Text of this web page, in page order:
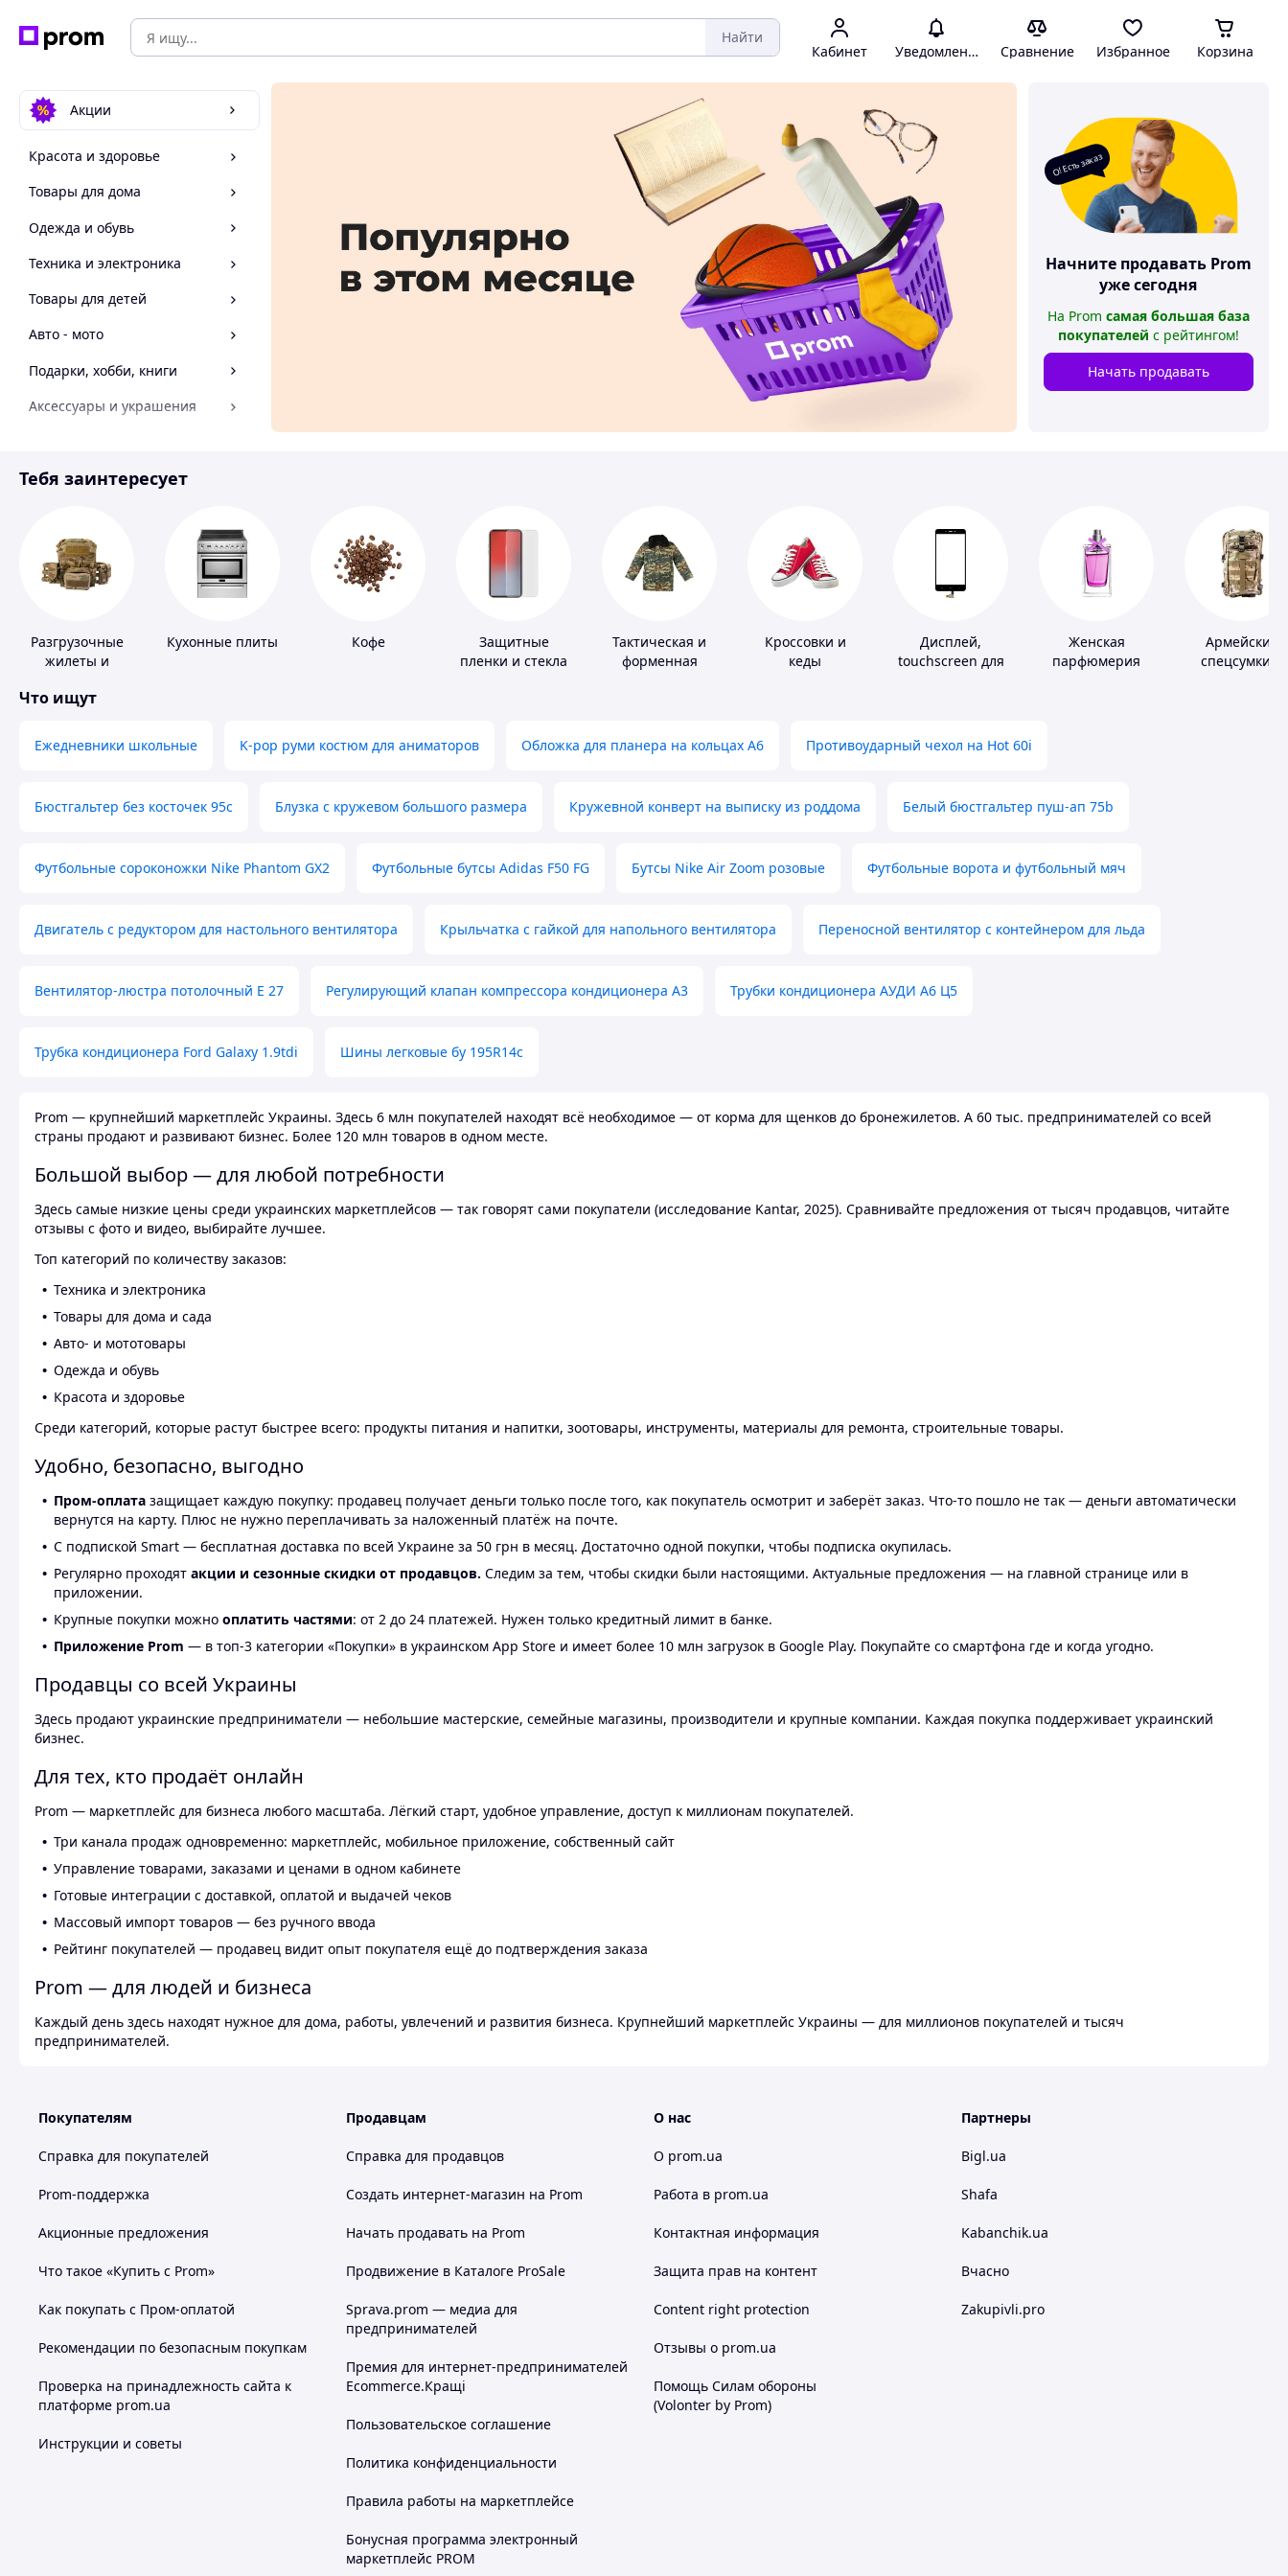
Найти
Кабинет Уведомления Сравнение Избранное Корзина
Акции
Красота и здоровье
Товары для дома
Одежда и обувь
Техника и электроника
Товары для детей
Авто - мото
Подарки, хобби, книги
Аксессуары и украшения
Спорт и отдых
О! Есть заказ
Начните продавать Prom
уже сегодня
На Prom самая большая база
покупателей с рейтингом!
Начать продавать
Тебя заинтересует
Разгрузочные
жилеты и
плит
Кухонные плиты Кофе
Защитные
пленки и стекла
Тактическая и
форменная
Кроссовки и
кеды
Дисплей,
touchscreen для
Женская
парфюмерия
Армейские
спецсумки и
Что ищут
Ежедневники школьные K-pop руми костюм для аниматоров Обложка для планера на кольцах А6 Противоударный чехол на Hot 60i
Бюстгальтер без косточек 95с Блузка с кружевом большого размера Кружевной конверт на выписку из роддома Белый бюстгальтер пуш-ап 75b
Футбольные сороконожки Nike Phantom GX2 Футбольные бутсы Adidas F50 FG Бутсы Nike Air Zoom розовые Футбольные ворота и футбольный мяч
Двигатель с редуктором для настольного вентилятора Крыльчатка с гайкой для напольного вентилятора Переносной вентилятор с контейнером для льда
Вентилятор-люстра потолочный E 27 Регулирующий клапан компрессора кондиционера А3 Трубки кондиционера АУДИ А6 Ц5
Трубка кондиционера Ford Galaxy 1.9tdi Шины легковые бу 195R14c
Prom — крупнейший маркетплейс Украины. Здесь 6 млн покупателей находят всё необходимое — от корма для щенков до бронежилетов. А 60 тыс. предпринимателей со всей
страны продают и развивают бизнес. Более 120 млн товаров в одном месте.
Большой выбор — для любой потребности
Здесь самые низкие цены среди украинских маркетплейсов — так говорят сами покупатели (исследование Kantar, 2025). Сравнивайте предложения от тысяч продавцов, читайте
отзывы с фото и видео, выбирайте лучшее.
Топ категорий по количеству заказов:
Техника и электроника
Товары для дома и сада
Авто- и мототовары
Одежда и обувь
Красота и здоровье
Среди категорий, которые растут быстрее всего: продукты питания и напитки, зоотовары, инструменты, материалы для ремонта, строительные товары.
Удобно, безопасно, выгодно
Пром-оплата защищает каждую покупку: продавец получает деньги только после того, как покупатель осмотрит и заберёт заказ. Что-то пошло не так — деньги автоматически
вернутся на карту. Плюс не нужно переплачивать за наложенный платёж на почте.
С подпиской Smart — бесплатная доставка по всей Украине за 50 грн в месяц. Достаточно одной покупки, чтобы подписка окупилась.
Регулярно проходят акции и сезонные скидки от продавцов. Следим за тем, чтобы скидки были настоящими. Актуальные предложения — на главной странице или в
приложении.
Крупные покупки можно оплатить частями: от 2 до 24 платежей. Нужен только кредитный лимит в банке.
Приложение Prom — в топ-3 категории «Покупки» в украинском App Store и имеет более 10 млн загрузок в Google Play. Покупайте со смартфона где и когда угодно.
Продавцы со всей Украины
Здесь продают украинские предприниматели — небольшие мастерские, семейные магазины, производители и крупные компании. Каждая покупка поддерживает украинский
бизнес.
Для тех, кто продаёт онлайн
Prom — маркетплейс для бизнеса любого масштаба. Лёгкий старт, удобное управление, доступ к миллионам покупателей.
Три канала продаж одновременно: маркетплейс, мобильное приложение, собственный сайт
Управление товарами, заказами и ценами в одном кабинете
Готовые интеграции с доставкой, оплатой и выдачей чеков
Массовый импорт товаров — без ручного ввода
Рейтинг покупателей — продавец видит опыт покупателя ещё до подтверждения заказа
Prom — для людей и бизнеса
Каждый день здесь находят нужное для дома, работы, увлечений и развития бизнеса. Крупнейший маркетплейс Украины — для миллионов покупателей и тысяч
предпринимателей.
Покупателям
Справка для покупателей
Prom-поддержка
Акционные предложения
Что такое «Купить с Prom»
Как покупать с Пром-оплатой
Рекомендации по безопасным покупкам
Проверка на принадлежность сайта к
платформе prom.ua
Инструкции и советы
Продавцам
Справка для продавцов
Создать интернет-магазин на Prom
Начать продавать на Prom
Продвижение в Каталоге ProSale
Sprava.prom — медиа для
предпринимателей
Премия для интернет-предпринимателей
Ecommerce.Кращі
Пользовательское соглашение
Политика конфиденциальности
Правила работы на маркетплейсе
Бонусная программа электронный
маркетплейс PROM
О нас
О prom.ua
Работа в prom.ua
Контактная информация
Защита прав на контент
Content right protection
Отзывы о prom.ua
Помощь Силам обороны
(Volonter by Prom)
Партнеры
Bigl.ua
Shafa
Kabanchik.ua
Вчасно
Zakupivli.pro